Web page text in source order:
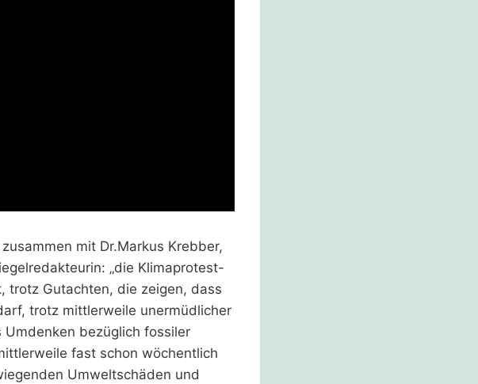
mit Dr.Markus Krebber,
„die Klimaprotest-
trotz Gutachten, die zeigen, dass
trotz mittlerweile unermüdlicher
bezüglich fossiler
fast schon wöchentlich
Umweltschäden und